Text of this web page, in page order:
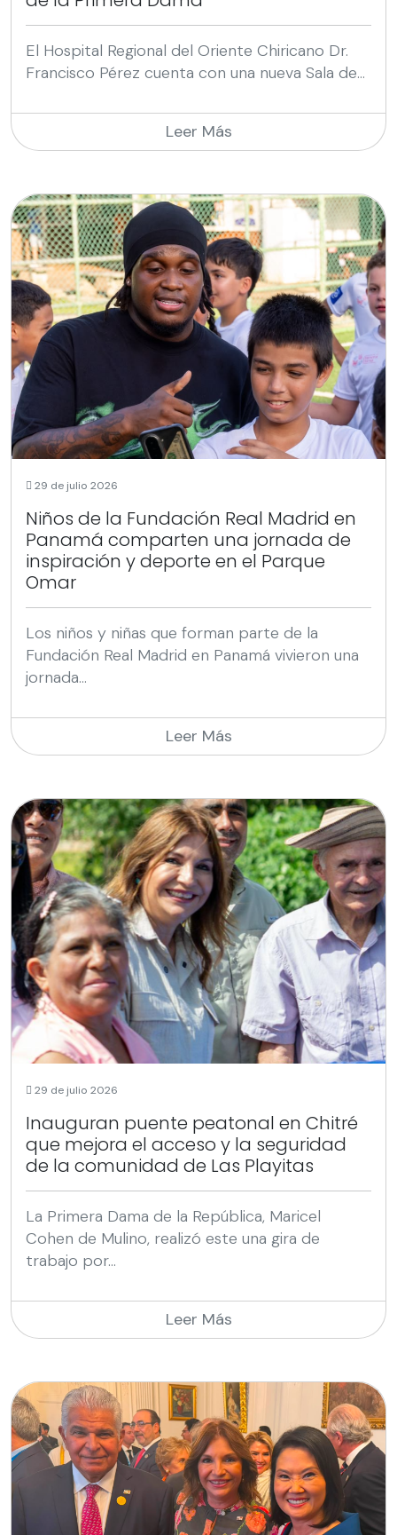
El Hospital Regional del Oriente Chiricano Dr.
Francisco Pérez cuenta con una nueva Sala de...
Leer Más
29 de julio 2026
Niños de la Fundación Real Madrid en
Panamá comparten una jornada de
inspiración y deporte en el Parque
Omar
Los niños y niñas que forman parte de la
Fundación Real Madrid en Panamá vivieron una
jornada...
Leer Más
29 de julio 2026
Inauguran puente peatonal en Chitré
que mejora el acceso y la seguridad
de la comunidad de Las Playitas
La Primera Dama de la República, Maricel
Cohen de Mulino, realizó este una gira de
trabajo por...
Leer Más